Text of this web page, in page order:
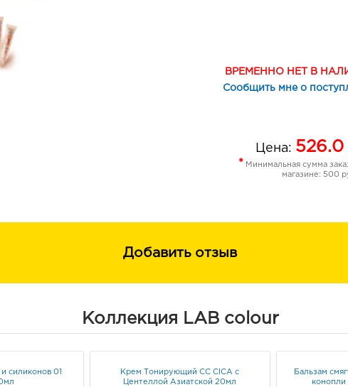
ВРЕМЕННО НЕТ В
Сообщить мне о
Цена: 526.0
* Минимальная сумма
магазине: 500
Добавить отзыв
Коллекция LAB colour
силиконов 01
Крем Тонирующий СС CICA с
Центеллой Азиатской 20мл
Бальзам
конопли